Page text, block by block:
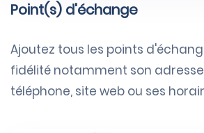
Point(s) d'échange
Ajoutez tous les points
fidélité notamment son
téléphone, site web ou ses